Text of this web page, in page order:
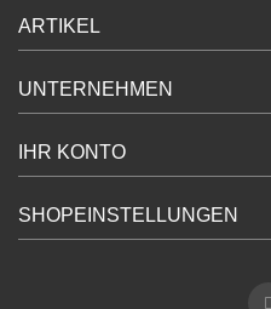
ARTIKEL
UNTERNEHMEN
IHR KONTO
SHOPEINSTELLUNGEN